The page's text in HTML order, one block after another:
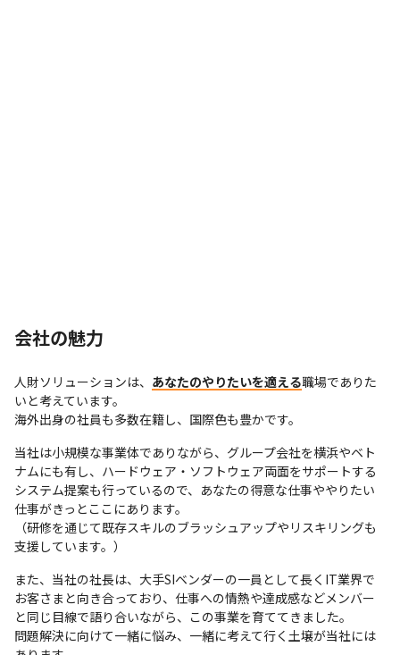
会社の魅力
人財ソリューションは、 あなたのやりたいを適える職場でありた
いと考えています。
海外出身の社員も多数在籍し、国際色も豊かです。
当社は小規模な事業体でありながら、グループ会社を横浜やベト
ナムにも有し、ハードウェア・ソフトウェア両面をサポートする
システム提案も行っているので、あなたの得意な仕事ややりたい
仕事がきっとここにあります。
（研修を通じて既存スキルのブラッシュアップやリスキリングも
支援しています。）
また、当社の社長は、大手SIベンダーの一員として長くIT業界で
お客さまと向き合っており、仕事への情熱や達成感などメンバー
と同じ目線で語り合いながら、この事業を育ててきました。
問題解決に向けて一緒に悩み、一緒に考えて行く土壌が当社には